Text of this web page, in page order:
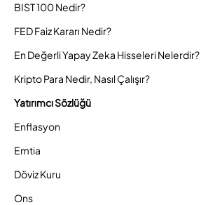
BIST 100 Nedir?
FED Faiz Kararı Nedir?
En Değerli Yapay Zeka Hisseleri Nelerdir?
Kripto Para Nedir, Nasıl Çalışır?
Yatırımcı Sözlüğü
Enflasyon
Emtia
Döviz Kuru
Ons